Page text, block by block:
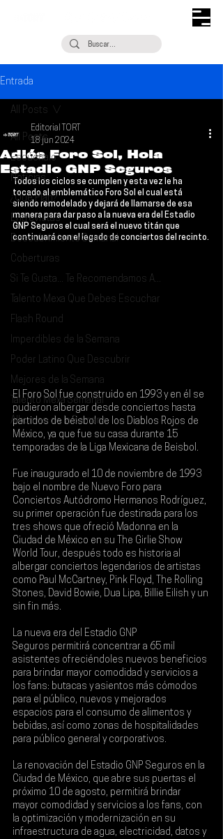
Entrada
All Posts
Escúchalo
Noticias
¿Qué Plan?
Entrevistas
Descubrimiento Semanal
Coberturas
Si Te Gusta... Te Recomendamos A...
Talento Mexa Que Debes Escuchar
Flash Round
Imperdibles de la Semana
Poder Latino Que Descubrir
Mejores de la Semana
Talento Mexa Semanal
Álbumes de la Semana
All Posts
Adiós Foro Sol, Hola
Estadio GNP Seguros
Editorial TORT
18 jun 2024
Todos los ciclos se cumplen y esta vez le ha
tocado al emblemático Foro Sol el cual está
siendo remodelado y dejará de llamarse de esa
manera para dar paso a la nueva era del
Estadio
GNP Seguros el cual será el nuevo titán que
continuará con el legado de conciertos del recinto.
El Foro Sol fue construido en 1993 y en él se
pudieron albergar desde conciertos hasta
partidos de béisbol de los Diablos Rojos de
México, ya que fue su casa durante 15
temporadas de la Liga Mexicana de Beisbol.
Fue inaugurado el 10 de noviembre de 1993
bajo el nombre de Nuevo Foro para
Conciertos Autódromo Hermanos Rodríguez,
su primer operación fue destinada para los
tres shows que ofreció Madonna en la
Ciudad de México en su The Girlie Show
World Tour, después todo es historia al
albergar conciertos legendarios de artistas
como Paul McCartney, Pink Floyd, The Rolling
Stones, David Bowie, Dua Lipa, Billie Eilish y un
sin fin más.
La nueva era del Estadio GNP
Seguros permitirá concentrar a 65 mil
asistentes ofreciéndoles nuevos beneficios
para brindar mayor comodidad y servicios a
los fans: butacas y asientos más cómodos
para el público, nuevos y mejorados
espacios para el consumo de alimentos y
bebidas, así como zonas de hospitalidades
para público general y corporativos.
La renovación del Estadio GNP Seguros en la
Ciudad de México, que abre sus puertas el
próximo 10 de agosto, permitirá brindar
mayor comodidad y servicios a los fans, con
la optimización y modernización en su
infraestructura de agua, electricidad, datos y